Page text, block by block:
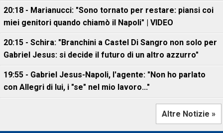
20:18 - Marianucci: "Sono tornato per restare: piansi coi
miei genitori quando chiamò il Napoli" | VIDEO
20:15 - Schira: "Branchini a Castel Di Sangro non solo per
Gabriel Jesus: si decide il futuro di un altro azzurro"
19:55 - Gabriel Jesus-Napoli, l'agente: "Non ho parlato
con Allegri di lui, i "se" nel mio lavoro..."
Altre Notizie »